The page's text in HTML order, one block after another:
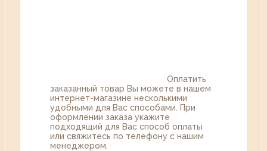
Оплатить
заказанный товар Вы можете в нашем
интернет-магазине несколькими
удобными для Вас способами. При
оформлении заказа укажите
подходящий для Вас способ оплаты
или свяжитесь по телефону с нашим
менеджером.